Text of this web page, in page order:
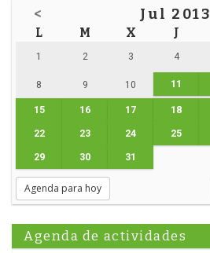
< Jul 2013
L M X J
1 2 3 4
8 9 10 11
15 16 17 18
22 23 24 25
29 30 31
Agenda para hoy
Agenda de actividades